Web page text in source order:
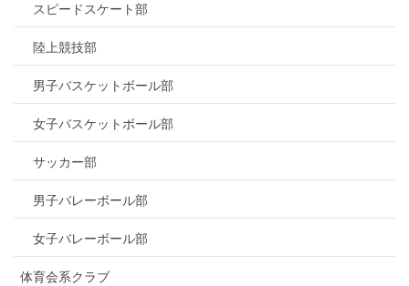
スピードスケート部
陸上競技部
男子バスケットボール部
女子バスケットボール部
サッカー部
男子バレーボール部
女子バレーボール部
体育会系クラブ